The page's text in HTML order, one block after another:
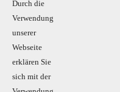
Durch die
Verwendung
unserer
Webseite
erklären Sie
sich mit der